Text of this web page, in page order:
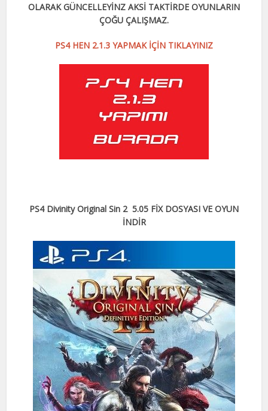
OLARAK GÜNCELLEYİNZ AKSİ TAKTİRDE OYUNLARIN
ÇOĞU ÇALIŞMAZ.
PS4 HEN 2.1.3 YAPMAK İÇİN TIKLAYINIZ
PS4 Divinity Original Sin 2 5.05 FİX DOSYASI VE OYUN
İNDİR